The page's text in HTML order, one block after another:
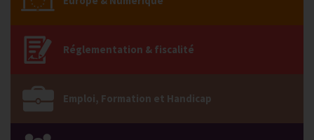
Réglementation & fiscalité
Emploi, Formation et Handicap